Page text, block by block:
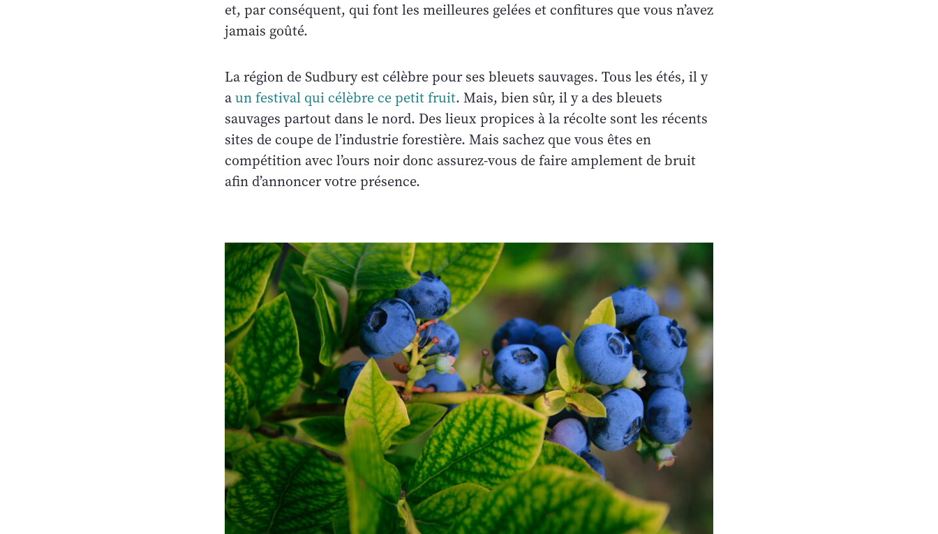
et, par conséquent, qui font les meilleures gelées et confitures que vous n’avez
jamais goûté.
La région de Sudbury est célèbre pour ses bleuets sauvages. Tous les étés, il y
aun festival qui célèbre ce petit fruit. Mais, bien sûr, il y a des bleuets
sauvages partout dans le nord. Des lieux propices à la récolte sont les récents
sites de coupe de l’industrie forestière. Mais sachez que vous êtes en
compétition avec l’ours noir donc assurez-vous de faire amplement de bruit
afin d’annoncer votre présence.